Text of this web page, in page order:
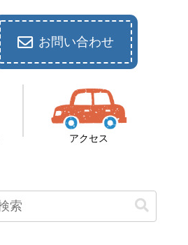
お問い合わせ
アクセス